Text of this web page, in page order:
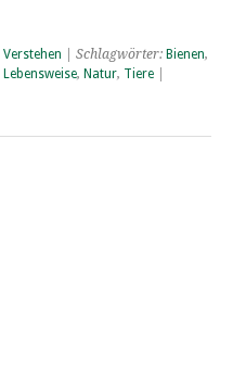
Verstehen | Schlagwörter: Bienen,
Lebensweise, Natur, Tiere